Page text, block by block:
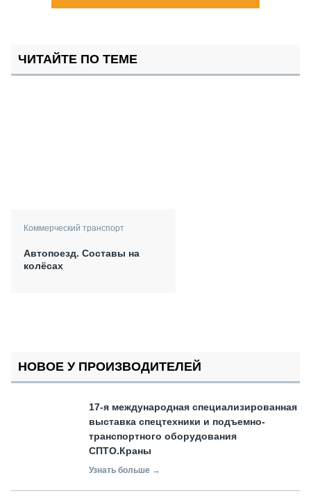
ЧИТАЙТЕ ПО ТЕМЕ
Коммерческий транспорт
Автопоезд. Составы на
колёсах
НОВОЕ У ПРОИЗВОДИТЕЛЕЙ
17-я международная специализированная
выставка спецтехники и подъемно-
транспортного оборудования
СПТО.Краны
Узнать больше →